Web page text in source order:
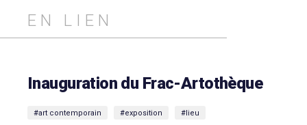
EN LIEN
Inauguration du Frac-Artothèque
#art contemporain #exposition #lieu